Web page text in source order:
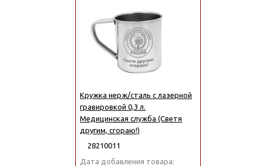
Кружка нерж/сталь с лазерной
гравировкой 0,3 л.
Медицинская служба (Светя
другим, сгораю!)
28210011
Дата добавления товара: